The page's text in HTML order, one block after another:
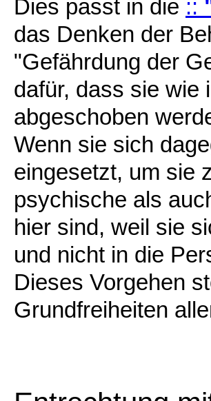
Dies passt in die ::
das Denken der
"Gefährdung der
dafür, dass sie wie
abgeschoben
Wenn sie sich
eingesetzt, um sie
psychische als
hier sind, weil sie
und nicht in die
Dieses Vorgehen
Grundfreiheiten